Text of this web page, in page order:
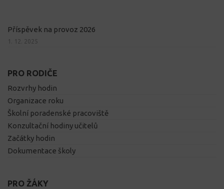
Příspěvek na provoz 2026
1. 12. 2025
PRO RODIČE
Rozvrhy hodin
Organizace roku
Školní poradenské pracoviště
Konzultační hodiny učitelů
Začátky hodin
Dokumentace školy
PRO ŽÁKY